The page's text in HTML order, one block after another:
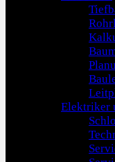
Elektriker